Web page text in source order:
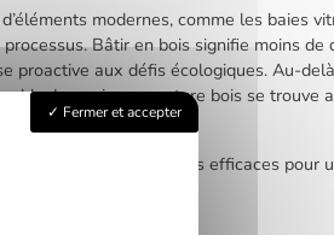
modernes, comme les baies
Bâtir en bois signifie moins de
proactive aux défis écologiques. Au-
La maison ossature bois se trouve
de lucarne : techniques efficaces pour
Fermer et accepter